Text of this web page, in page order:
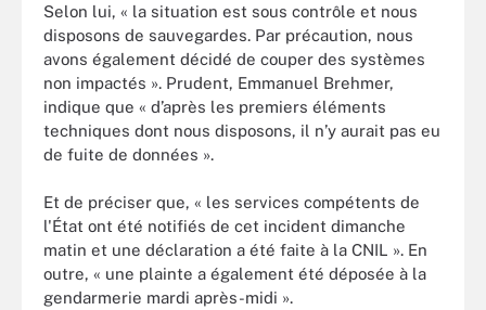
Selon lui, « la situation est sous contrôle et nous
disposons de sauvegardes. Par précaution, nous
avons également décidé de couper des systèmes
non impactés ». Prudent, Emmanuel Brehmer,
indique que « d’après les premiers éléments
techniques dont nous disposons, il n’y aurait pas eu
de fuite de données ».
Et de préciser que, « les services compétents de
l'État ont été notifiés de cet incident dimanche
matin et une déclaration a été faite à la CNIL ». En
outre, « une plainte a également été déposée à la
gendarmerie mardi après-midi ».